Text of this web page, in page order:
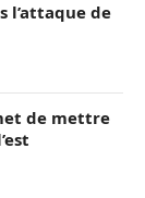
l’attaque de
de mettre